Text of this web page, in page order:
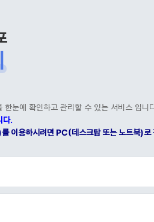
눈에 확인하고 관리할 수 있는 서비스 입니
다.
하시려면 PC(데스크탑 또는 노트북)로